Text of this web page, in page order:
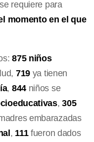
requiere para
momento en el que
875 niños
719 ya tienen
, 844niños se
,305
embarazadas
, 111fueron dados